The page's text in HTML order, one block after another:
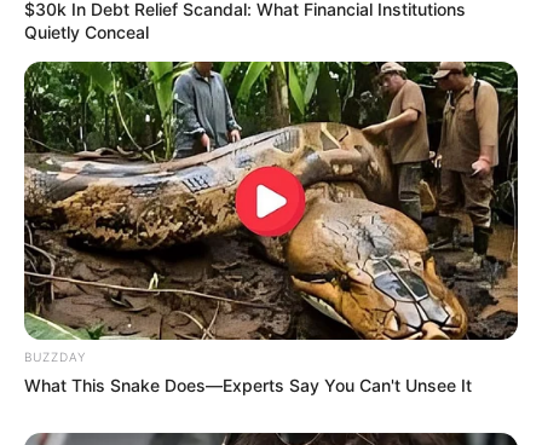
If You Owe $20,000 Across 4 Credit Cards, Stop
Sending 4 Separate Checks
JG WENTWORTH
Found On CVS Aisle 7"
$30k In Debt Relief Scandal: What Financial Institutions
Quietly Conceal
BUZZDAY
What This Snake Does—Experts Say You Can't Unsee It